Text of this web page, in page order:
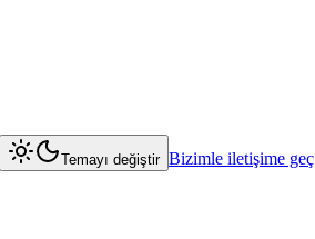
Temayı değiştir Bizimle iletişime geç